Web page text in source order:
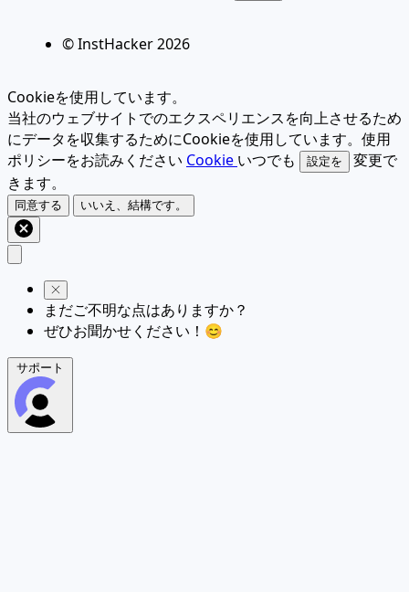
© InstHacker2026
Cookieを使用しています。
当社のウェブサイトでのエクスペリエンスを向上させるため
にデータを収集するためにCookieを使用しています。使用
ポリシーをお読みください Cookie いつでも 設定を
変更で
きます。
同意する いいえ、結構です。
まだご不明な点はありますか？
ぜひお聞かせください！😊
サポート